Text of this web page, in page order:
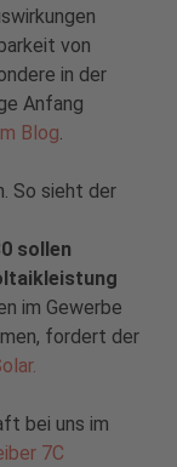
von
in der
Anfang
Blog.
So sieht der
sollen
im Gewerbe
fordert der
bei uns im
7C